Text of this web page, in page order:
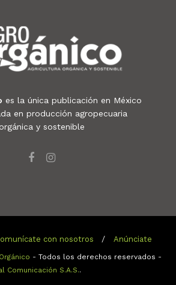
es la única publicación en México
en producción agropecuaria
orgánica y sostenible
con nosotros Anúnciate
- Todos los derechos reservados -
Comunicación S.A.S..